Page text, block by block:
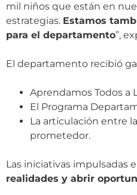
mil niños que están en
estrategias. Estamos
para el departamento”,
El departamento recibió
Aprendamos Todos a
El Programa
La articulación entre
prometedor.
Las iniciativas impulsadas
realidades y abrir